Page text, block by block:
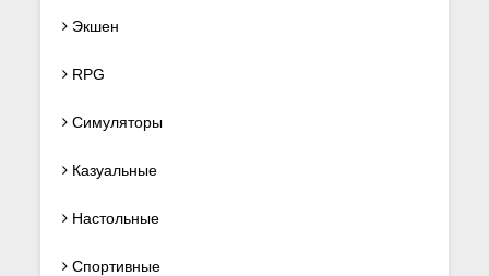
Экшен
RPG
Симуляторы
Казуальные
Настольные
Спортивные